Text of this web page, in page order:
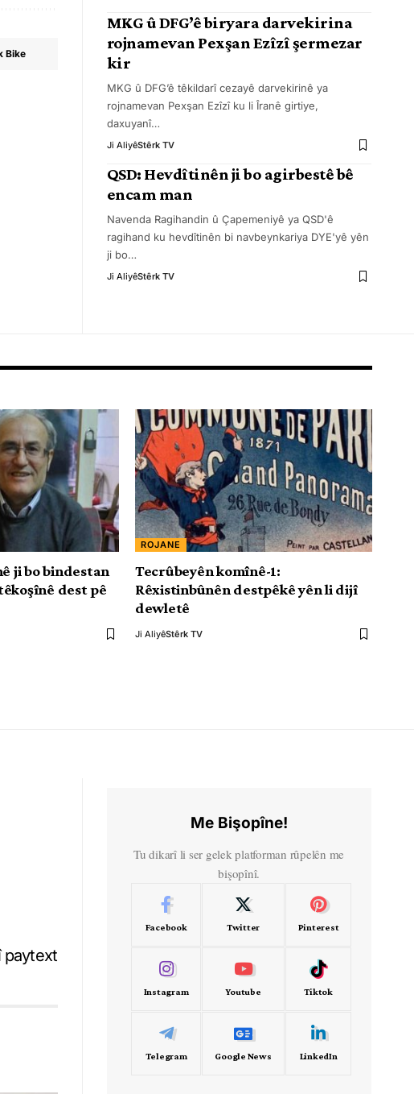
Bike
MKG û DFG’ê biryara darvekirina
rojnamevan Pexşan Ezîzî şermezar
kir
MKG û DFG’ê têkildarî cezayê darvekirinê ya
rojnamevan Pexşan Ezîzî ku li Îranê girtiye,
daxuyanî…
Ji AliyêStêrk TV
QSD: Hevdîtinên ji bo agirbestê bê
encam man
Navenda Ragihandin û Çapemeniyê ya QSD'ê
ragihand ku hevdîtinên bi navbeynkariya DYE'yê yên
ji bo…
Ji AliyêStêrk TV
ji bo bindestan
dest pê
ROJANE
Tecrûbeyên komînê-1:
Rêxistinbûnên destpêkê yên li dijî
dewletê
Ji AliyêStêrk TV
paytext
Me Bişopîne!
Tu dikarî li ser gelek platforman rûpelên me
bişopînî.
Facebook Twitter Pinterest
Instagram Youtube Tiktok
Telegram Google News LinkedIn